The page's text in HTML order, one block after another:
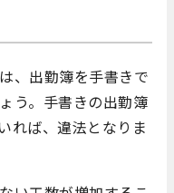
、出勤簿を手書きで
う。手書きの出勤簿
れば、違法となりま